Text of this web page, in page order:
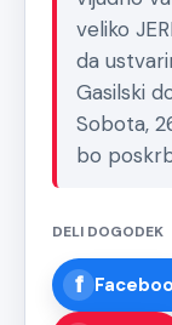
veliko
da
Gasilski
Sobota,
bo
DELI DOGODEK